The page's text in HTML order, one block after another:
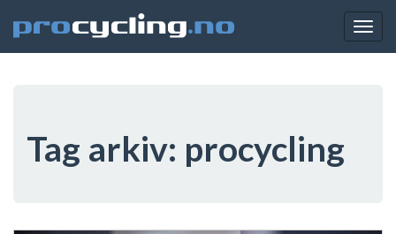
Tag arkiv: procycling